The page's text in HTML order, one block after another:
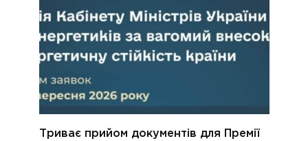
Триває прийом документів для Премії